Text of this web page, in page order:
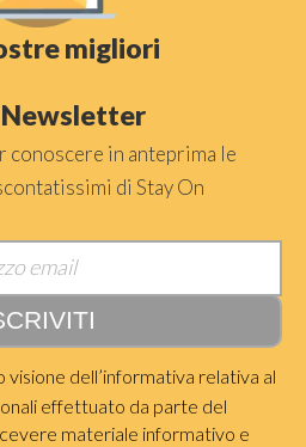
migliori
conoscere in anteprima le
di Stay On
dell’informativa relativa al
effettuato da parte del
materiale informativo e